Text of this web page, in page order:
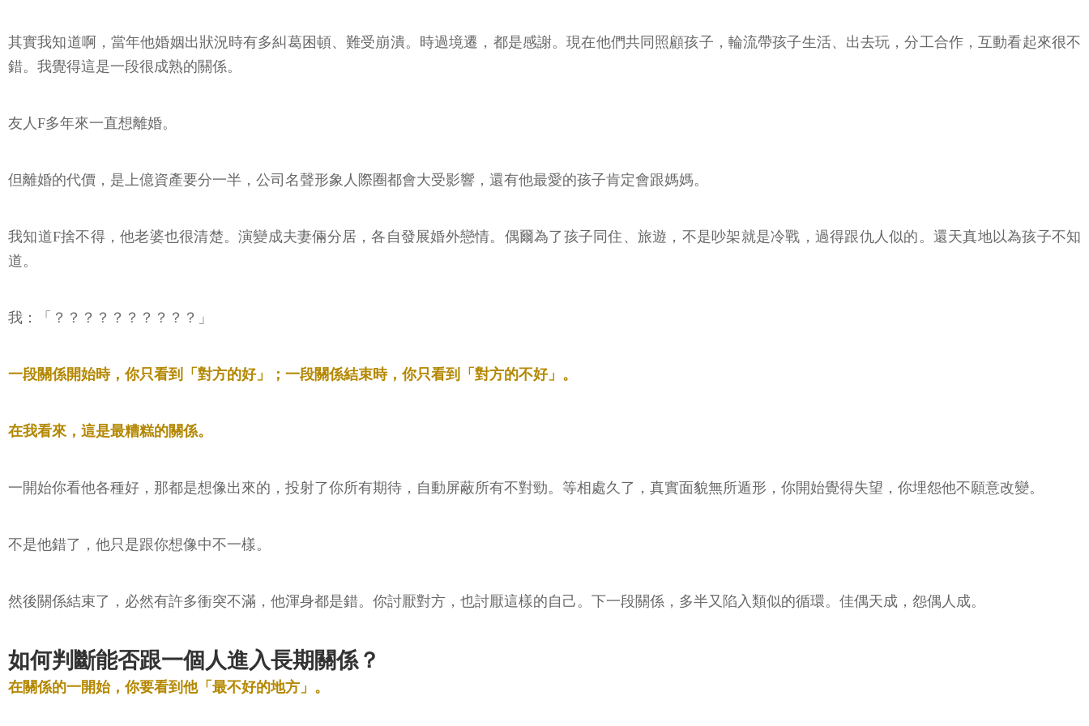
其實我知道啊，當年他婚姻出狀況時有多糾葛困頓、難受崩潰。時過境遷，都是感謝。現在他們共同照顧孩子，輪流帶孩子生活、出去玩，分工合作，互動看起來很不
錯。我覺得這是一段很成熟的關係。
友人F多年來一直想離婚。
但離婚的代價，是上億資產要分一半，公司名聲形象人際圈都會大受影響，還有他最愛的孩子肯定會跟媽媽。
我知道F捨不得，他老婆也很清楚。演變成夫妻倆分居，各自發展婚外戀情。偶爾為了孩子同住、旅遊，不是吵架就是冷戰，過得跟仇人似的。還天真地以為孩子不知
道。
我：「？？？？？？？？？？」
一段關係開始時，你只看到「對方的好」；一段關係結束時，你只看到「對方的不好」。
在我看來，這是最糟糕的關係。
一開始你看他各種好，那都是想像出來的，投射了你所有期待，自動屏蔽所有不對勁。等相處久了，真實面貌無所遁形，你開始覺得失望，你埋怨他不願意改變。
不是他錯了，他只是跟你想像中不一樣。
然後關係結束了，必然有許多衝突不滿，他渾身都是錯。你討厭對方，也討厭這樣的自己。下一段關係，多半又陷入類似的循環。佳偶天成，怨偶人成。
如何判斷能否跟一個人進入長期關係？
在關係的一開始，你要看到他「最不好的地方」。